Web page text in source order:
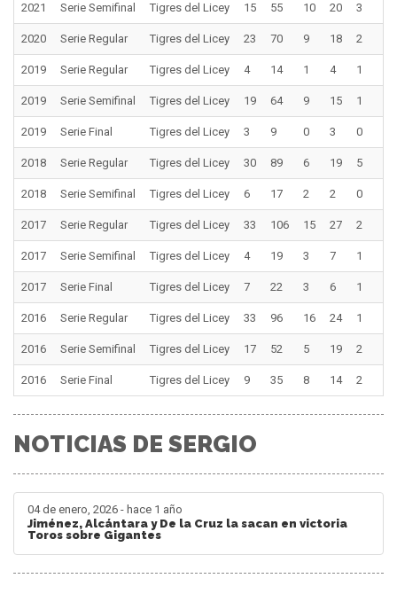
2021 Serie Semifinal Tigres del Licey 15 55 10 20 3
2020 Serie Regular Tigres del Licey 23 70 9 18 2
2019 Serie Regular Tigres del Licey 4 14 1 4 1
2019 Serie Semifinal Tigres del Licey 19 64 9 15 1
2019 Serie Final Tigres del Licey 3 9 0 3 0
2018 Serie Regular Tigres del Licey 30 89 6 19 5
2018 Serie Semifinal Tigres del Licey 6 17 2 2 0
2017 Serie Regular Tigres del Licey 33 106 15 27 2
2017 Serie Semifinal Tigres del Licey 4 19 3 7 1
2017 Serie Final Tigres del Licey 7 22 3 6 1
2016 Serie Regular Tigres del Licey 33 96 16 24 1
2016 Serie Semifinal Tigres del Licey 17 52 5 19 2
2016 Serie Final Tigres del Licey 9 35 8 14 2
NOTICIAS DE SERGIO
04 de enero, 2026 - hace 1 año
Jiménez, Alcántara y De la Cruz la sacan en victoria
Toros sobre Gigantes